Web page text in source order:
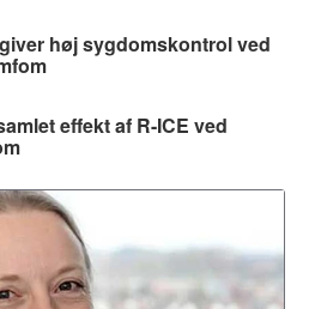
høj sygdomskontrol ved
effekt af R-ICE ved